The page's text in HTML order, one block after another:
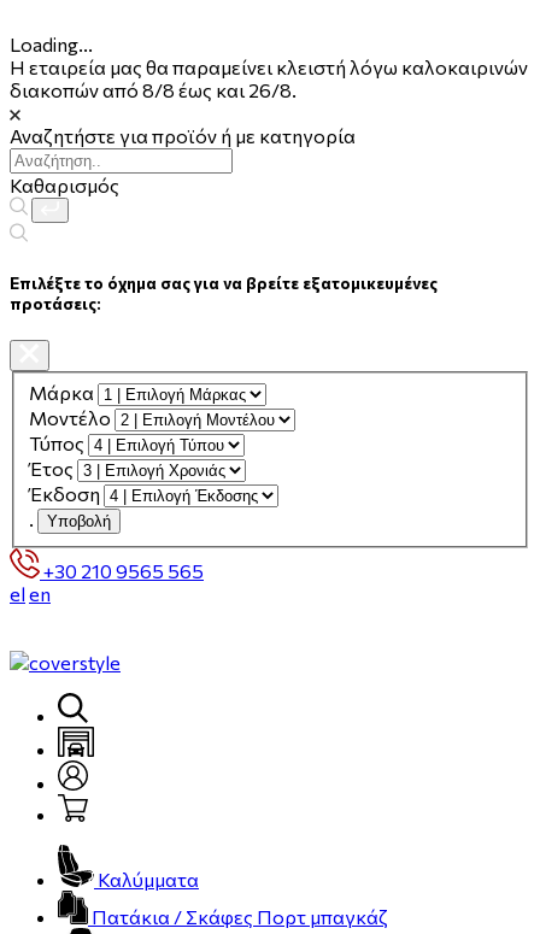
Loading...
Η εταιρεία μας θα παραμείνει κλειστή λόγω καλοκαιρινών
διακοπών από 8/8 έως και 26/8.
Αναζητήστε για προϊόν ή με κατηγορία
Καθαρισμός
Επιλέξτε το όχημα σας για να βρείτε εξατομικευμένες
προτάσεις:
Μάρκα
Μοντέλο
Τύπος
Έτος
Έκδοση
.
Υποβολή
+30 210 9565 565
elen
Καλύμματα
Πατάκια / Σκάφες Πορτ μπαγκάζ